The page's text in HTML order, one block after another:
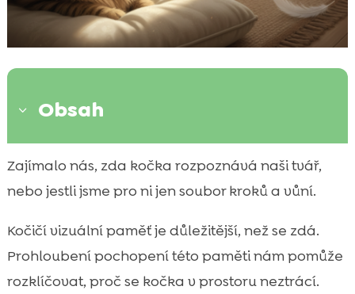
3 Obsah
 Co je vizuální paměť u koček a proč nás
zajímá

Jak funguje kočičí mozek při zpracování
obrazu
 viziální paměť kočky
Zajímalo nás, zda kočka rozpoznává naši tvář,
nebo jestli jsme pro ni jen soubor kroků a vůní.
Kočičí vizuální paměť je důležitější, než se zdá.
Prohloubení pochopení této paměti nám pomůže
rozklíčovat, proč se kočka v prostoru neztrácí.